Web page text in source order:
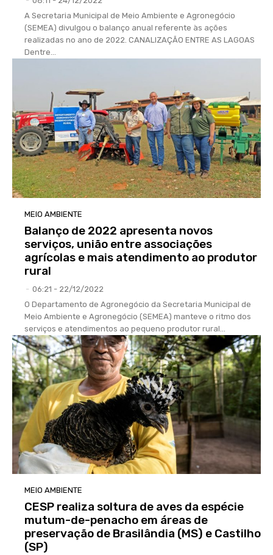
A Secretaria Municipal de Meio Ambiente e Agronegócio
(SEMEA) divulgou o balanço anual referente às ações
realizadas no ano de 2022. CANALIZAÇÃO ENTRE AS LAGOAS
Dentre...
MEIO AMBIENTE
Balanço de 2022 apresenta novos
serviços, união entre associações
agrícolas e mais atendimento ao produtor
rural
- 06:21 - 22/12/2022
O Departamento de Agronegócio da Secretaria Municipal de
Meio Ambiente e Agronegócio (SEMEA) manteve o ritmo dos
serviços e atendimentos ao pequeno produtor rural...
MEIO AMBIENTE
CESP realiza soltura de aves da espécie
mutum-de-penacho em áreas de
preservação de Brasilândia (MS) e Castilho
(SP)